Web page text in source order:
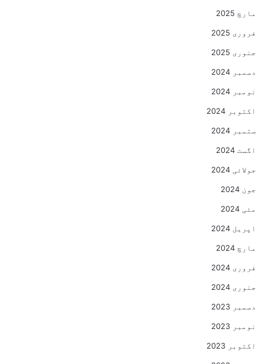
مارچ 2025
فروری 2025
جنوری 2025
دسمبر 2024
نومبر 2024
اکتوبر 2024
ستمبر 2024
اگست 2024
جولائی 2024
جون 2024
مئی 2024
اپریل 2024
مارچ 2024
فروری 2024
جنوری 2024
دسمبر 2023
نومبر 2023
اکتوبر 2023